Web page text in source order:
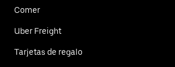
Comer
Uber Freight
Tarjetas de regalo